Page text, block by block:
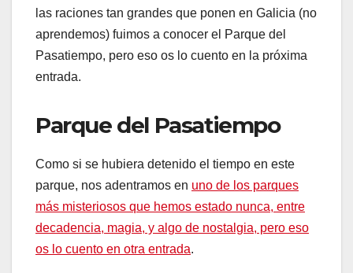
las raciones tan grandes que ponen en Galicia (no
aprendemos) fuimos a conocer el Parque del
Pasatiempo, pero eso os lo cuento en la próxima
entrada.
Parque del Pasatiempo
Como si se hubiera detenido el tiempo en este
parque, nos adentramos en uno de los parques
más misteriosos que hemos estado nunca, entre
decadencia, magia, y algo de nostalgia, pero eso
os lo cuento en otra entrada.